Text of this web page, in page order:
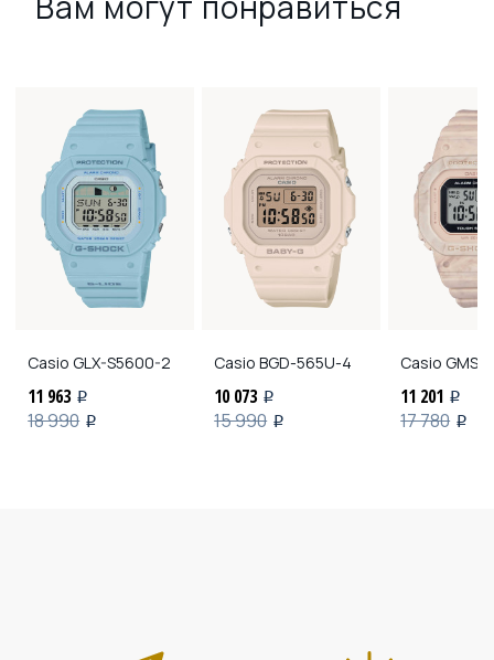
Casio GLX-S5600-2
11 963 i
18 990 i
Casio BGD-565U-4
10 073 i
15 990 i
Casio GMS-
11 201 i
17 780 i